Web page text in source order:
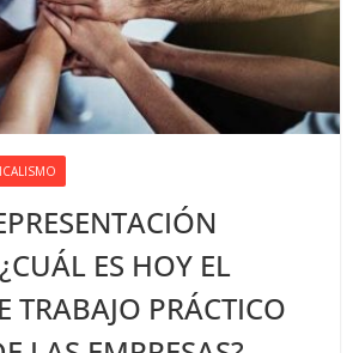
ES HOY EL
TRABAJO PRÁCTICO